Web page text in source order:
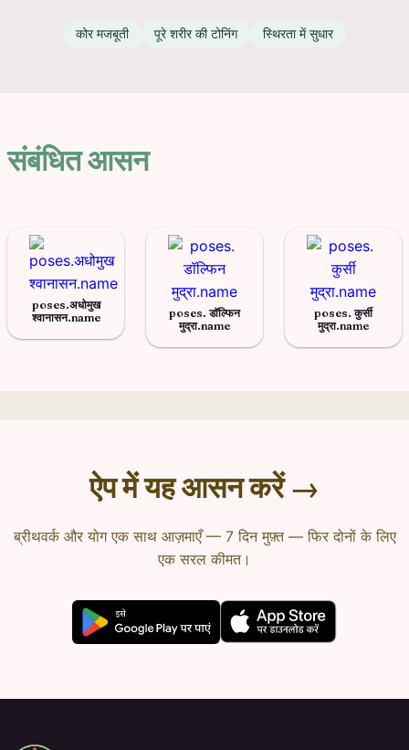
कोर मजबूती पूरे शरीर की टोनिंग स्थिरता में सुधार
संबंधित आसन
poses.अधोमुख
श्वानासन.name
poses. डॉल्फिन
मुद्रा.name
poses. कुर्सी
मुद्रा.name
ऐप में यह आसन करें →
ब्रीथवर्क और योग एक साथ आज़माएँ — 7 दिन मुफ़्त — फिर दोनों के लिए
एक सरल कीमत।